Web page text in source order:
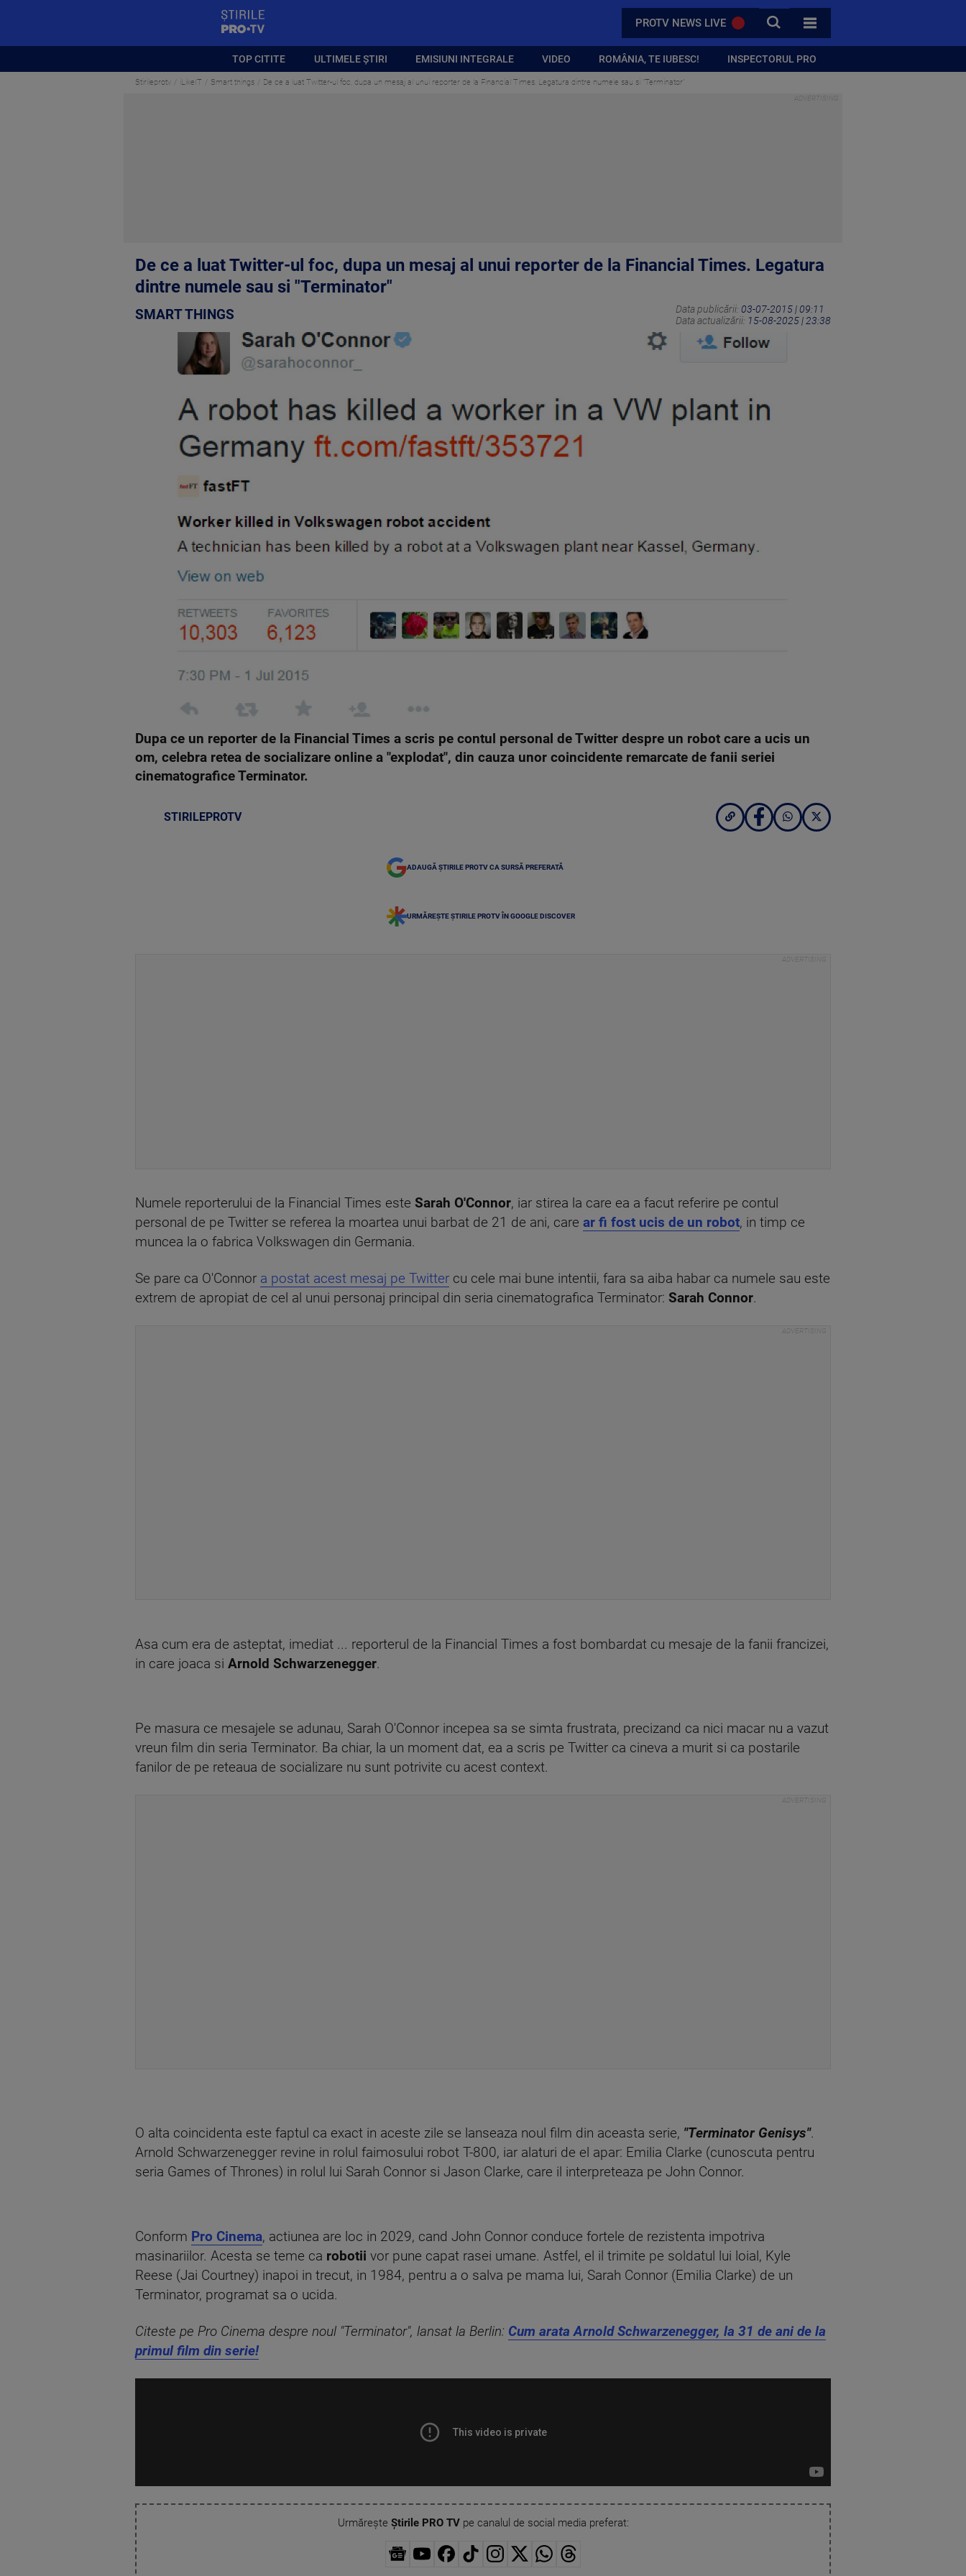
PROTV NEWS LIVE CAUTA
TOATE CATEGORIILE
TOP CITITE ULTIMELE ȘTIRI EMISIUNI INTEGRALE VIDEO ROMÂNIA, TE IUBESC! INSPECTORUL PRO
Stirileprotv iLikeIT Smart things De ce a luat Twitter-ul foc, dupa un mesaj al unui reporter de la Financial Times. Legatura dintre numele sau si "Terminator"
De ce a luat Twitter-ul foc, dupa un mesaj al unui reporter de la Financial Times. Legatura
dintre numele sau si "Terminator"
SMART THINGS Data publicării: 03-07-2015 | 09:11
Data actualizării: 15-08-2025 | 23:38
Dupa ce un reporter de la Financial Times a scris pe contul personal de Twitter despre un robot care a ucis un
om, celebra retea de socializare online a "explodat", din cauza unor coincidente remarcate de fanii seriei
cinematografice Terminator.
STIRILEPROTV
ADAUGĂ ȘTIRILE PROTV CA SURSĂ PREFERATĂ
URMĂREȘTE ȘTIRILE PROTV ÎN GOOGLE DISCOVER
Numele reporterului de la Financial Times este Sarah O'Connor, iar stirea la care ea a facut referire pe contul
personal de pe Twitter se referea la moartea unui barbat de 21 de ani, care ar fi fost ucis de un robot, in timp ce
muncea la o fabrica Volkswagen din Germania.
Se pare ca O'Connor a postat acest mesaj pe Twitter cu cele mai bune intentii, fara sa aiba habar ca numele sau este
extrem de apropiat de cel al unui personaj principal din seria cinematografica Terminator: Sarah Connor.
Asa cum era de asteptat, imediat ... reporterul de la Financial Times a fost bombardat cu mesaje de la fanii francizei,
in care joaca si Arnold Schwarzenegger.
Pe masura ce mesajele se adunau, Sarah O'Connor incepea sa se simta frustrata, precizand ca nici macar nu a vazut
vreun film din seria Terminator. Ba chiar, la un moment dat, ea a scris pe Twitter ca cineva a murit si ca postarile
fanilor de pe reteaua de socializare nu sunt potrivite cu acest context.
O alta coincidenta este faptul ca exact in aceste zile se lanseaza noul film din aceasta serie, "Terminator Genisys".
Arnold Schwarzenegger revine in rolul faimosului robot T-800, iar alaturi de el apar: Emilia Clarke (cunoscuta pentru
seria Games of Thrones) in rolul lui Sarah Connor si Jason Clarke, care il interpreteaza pe John Connor.
Conform Pro Cinema, actiunea are loc in 2029, cand John Connor conduce fortele de rezistenta impotriva
masinariilor. Acesta se teme ca robotii vor pune capat rasei umane. Astfel, el il trimite pe soldatul lui loial, Kyle
Reese (Jai Courtney) inapoi in trecut, in 1984, pentru a o salva pe mama lui, Sarah Connor (Emilia Clarke) de un
Terminator, programat sa o ucida.
Citeste pe Pro Cinema despre noul "Terminator", lansat la Berlin: Cum arata Arnold Schwarzenegger, la 31 de ani de la
primul film din serie!
Urmărește Știrile PRO TVpe canalul de social media preferat: